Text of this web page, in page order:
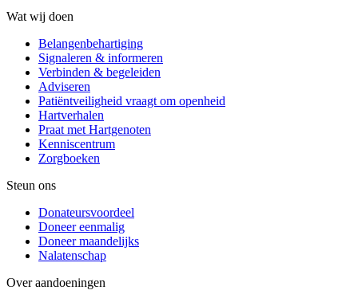
Wat wij doen
Belangenbehartiging
Signaleren & informeren
Verbinden & begeleiden
Adviseren
Patiëntveiligheid vraagt om openheid
Hartverhalen
Praat met Hartgenoten
Kenniscentrum
Zorgboeken
Steun ons
Donateursvoordeel
Doneer eenmalig
Doneer maandelijks
Nalatenschap
Over aandoeningen